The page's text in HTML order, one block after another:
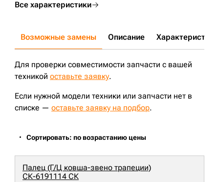
Все характеристики
Возможные замены Описание Характеристики
Для проверки совместимости запчасти с вашей
техникой оставьте заявку.
Если нужной модели техники или запчасти нет в
списке — оставьте заявку на подбор.
Сортировать: по возрастанию цены
Палец (Г/Ц ковша-звено трапеции)
СК-6191114 СК